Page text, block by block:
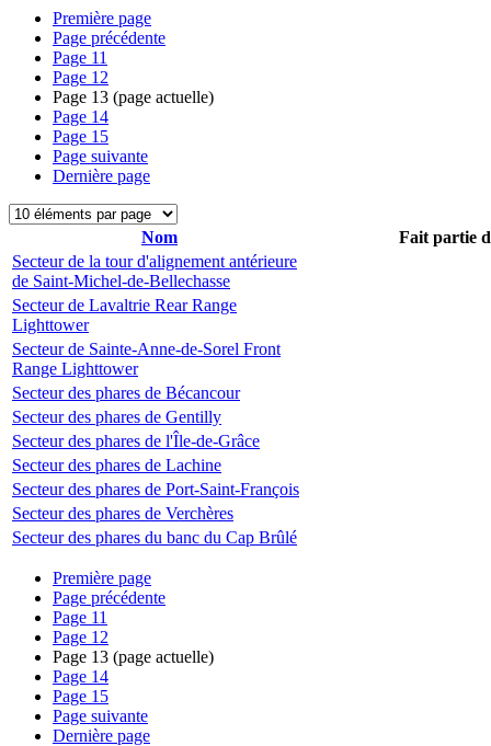
Première page
Page précédente
Page 11
Page 12
Page 13 (page actuelle)
Page 14
Page 15
Page suivante
Dernière page
Nom
Fait partie
Secteur de la tour d'alignement antérieure
de Saint-Michel-de-Bellechasse
Secteur de Lavaltrie Rear Range
Lighttower
Secteur de Sainte-Anne-de-Sorel Front
Range Lighttower
Secteur des phares de Bécancour
Secteur des phares de Gentilly
Secteur des phares de l'Île-de-Grâce
Secteur des phares de Lachine
Secteur des phares de Port-Saint-François
Secteur des phares de Verchères
Secteur des phares du banc du Cap Brûlé
Première page
Page précédente
Page 11
Page 12
Page 13 (page actuelle)
Page 14
Page 15
Page suivante
Dernière page